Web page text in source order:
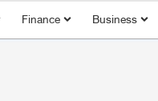
Finance Business